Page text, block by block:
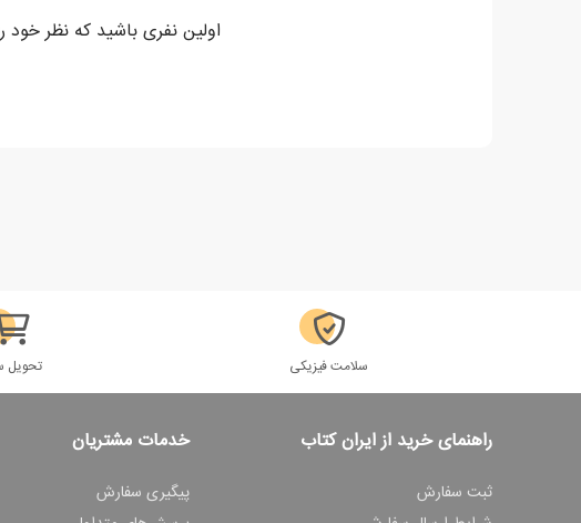
اولین نفری باشید که نظر خود
سلامت فیزیکی تحویل
راهنمای خرید از ایران کتاب
ثبت سفارش
خدمات مشتریان
پیگیری سفارش